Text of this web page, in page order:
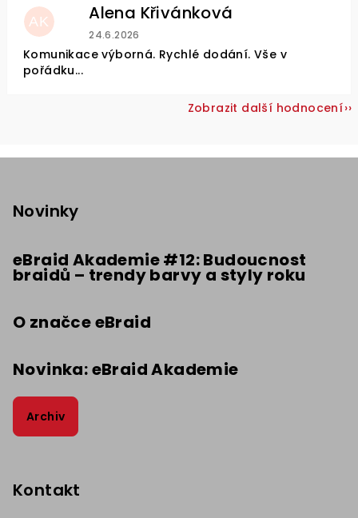
AK Alena Křivánková
Hodnocení obchodu je 5 z 5 hvězdiček.
24.6.2026
Komunikace výborná. Rychlé dodání. Vše v
pořádku...
Zobrazit další hodnocení
Novinky
eBraid Akademie #12: Budoucnost
braidů – trendy barvy a styly roku
O značce eBraid
Novinka: eBraid Akademie
Archiv
Kontakt